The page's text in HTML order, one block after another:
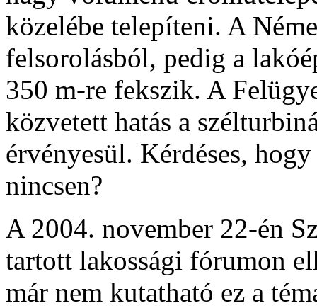
közelébe telepíteni. A
felsorolásból, pedig a
350 m-re fekszik. A
közvetett hatás a
érvényesül. Kérdéses,
nincsen?
A 2004. november 22-én
tartott lakossági fórumon
már nem kutatható ez a